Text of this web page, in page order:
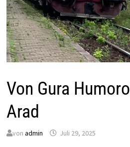
Von Gura
Arad
von admin Juli 29, 2025